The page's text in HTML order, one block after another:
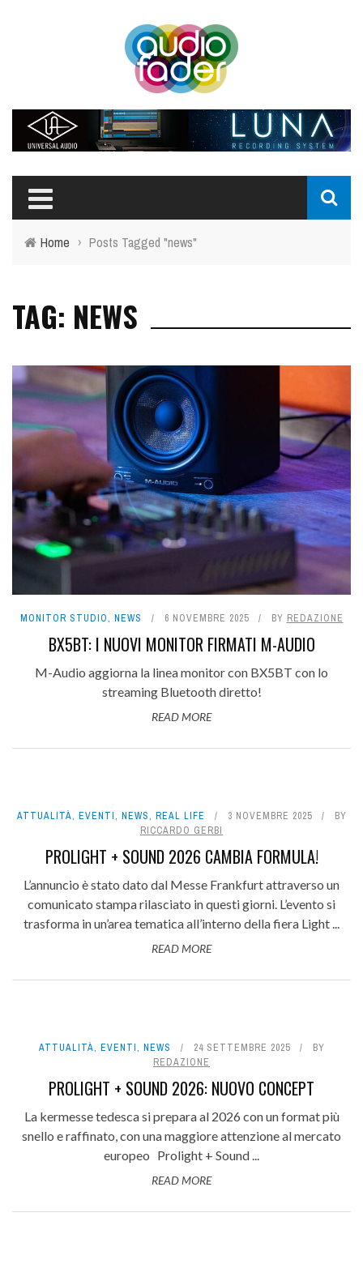
Home › Posts Tagged "news"
TAG: NEWS
MONITOR STUDIO, NEWS 6 NOVEMBRE 2025 BY REDAZIONE
BX5BT: I NUOVI MONITOR FIRMATI M-AUDIO
M-Audio aggiorna la linea monitor con BX5BT con lo
streaming Bluetooth diretto!
READ MORE
ATTUALITÀ, EVENTI, NEWS, REAL LIFE 3 NOVEMBRE 2025
BY
RICCARDO GERBI
PROLIGHT + SOUND 2026 CAMBIA FORMULA!
L’annuncio è stato dato dal Messe Frankfurt attraverso un
comunicato stampa rilasciato in questi giorni. L’evento si
trasforma in un’area tematica all’interno della fiera Light ...
READ MORE
ATTUALITÀ, EVENTI, NEWS 24 SETTEMBRE 2025
BY
REDAZIONE
PROLIGHT + SOUND 2026: NUOVO CONCEPT
La kermesse tedesca si prepara al 2026 con un format più
snello e raffinato, con una maggiore attenzione al mercato
europeo Prolight + Sound ...
READ MORE